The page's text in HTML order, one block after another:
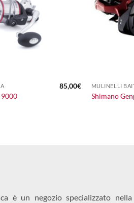
9000
85,00€ MULINELLI
Shimano
è un negozio specializzato nella